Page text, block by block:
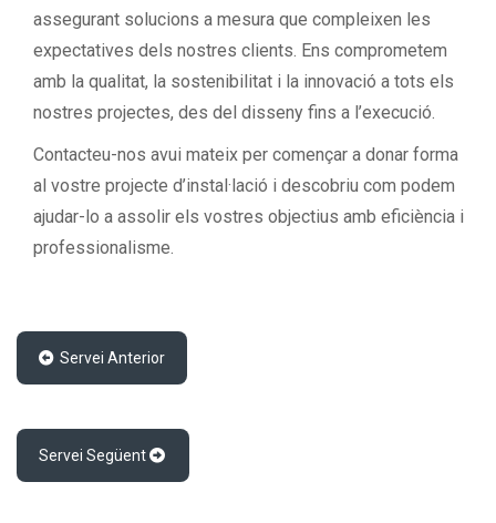
assegurant solucions a mesura que compleixen les
expectatives dels nostres clients. Ens comprometem
amb la qualitat, la sostenibilitat i la innovació a tots els
nostres projectes, des del disseny fins a l’execució.
Contacteu-nos avui mateix per començar a donar forma
al vostre projecte d’instal·lació i descobriu com podem
ajudar-lo a assolir els vostres objectius amb eficiència i
professionalisme.
Servei Anterior
Servei Següent